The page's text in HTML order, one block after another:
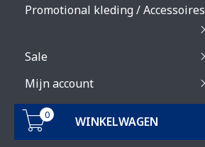
Promotional kleding / Accessoires
Sale
Mijn account
0 WINKELWAGEN